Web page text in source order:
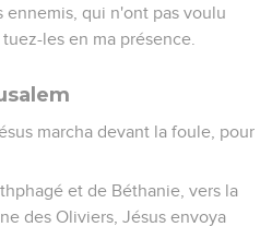
ennemis, qui n'ont pas voulu
les en ma présence.
marcha devant la foule, pour
et de Béthanie, vers la
des Oliviers, Jésus envoya